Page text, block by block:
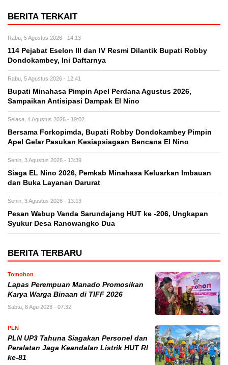
BERITA TERKAIT
Rabu, 5 Agustus 2026 - 14:13
114 Pejabat Eselon lll dan lV Resmi Dilantik Bupati Robby
Dondokambey, Ini Daftarnya
Rabu, 5 Agustus 2026 - 12:41
Bupati Minahasa Pimpin Apel Perdana Agustus 2026,
Sampaikan Antisipasi Dampak El Nino
Selasa, 4 Agustus 2026 - 19:02
Bersama Forkopimda, Bupati Robby Dondokambey Pimpin
Apel Gelar Pasukan Kesiapsiagaan Bencana El Nino
Senin, 3 Agustus 2026 - 13:39
Siaga EL Nino 2026, Pemkab Minahasa Keluarkan Imbauan
dan Buka Layanan Darurat
Senin, 3 Agustus 2026 - 13:13
Pesan Wabup Vanda Sarundajang HUT ke -206, Ungkapan
Syukur Desa Ranowangko Dua
BERITA TERBARU
Tomohon
Lapas Perempuan Manado Promosikan
Karya Warga Binaan di TIFF 2026
Sabtu, 8 Agu 2026 - 07:32
PLN
PLN UP3 Tahuna Siagakan Personel dan
Peralatan Jaga Keandalan Listrik HUT RI
ke-81